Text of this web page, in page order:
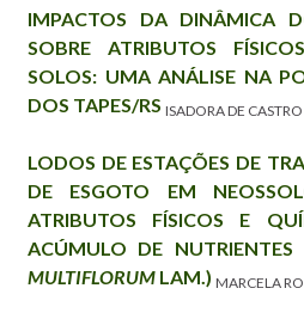
IMPACTOS DA DINÂMICA
SOBRE ATRIBUTOS
SOLOS: UMA ANÁLISE NA
DOS TAPES/RS ISADORA DE
LODOS DE ESTAÇÕES DE
DE ESGOTO EM
ATRIBUTOS FÍSICOS E
ACÚMULO DE
MULTIFLORUM LAM.) MARCELA